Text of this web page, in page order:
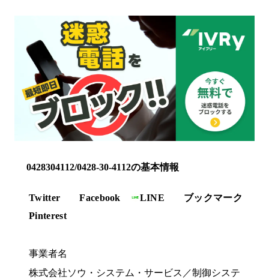
0428304112/0428-30-4112の基本情報
Twitter Facebook LINE
ブックマーク
Pinterest
事業者名
株式会社ソウ・システム・サービス／制御システ